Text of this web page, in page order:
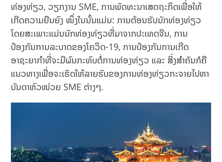
ທ່ອງທ່ຽວ, ວຽກງານ SME, ການພັດທະນາເສດຖະກິດເພື່ອໃຫ້
ເກີດຄວາມຍືນຍົງ ໜຶ່ງໃນນັ້ນແມ່ນ: ການຕ້ອນຮັບນັກທ່ອງທ່ຽວ
ໂດຍສະເພາະແມ່ນນັກທ່ອງທ່ຽວທີ່ມາຈາກປະເທດຈີນ, ການ
ປ້ອງກັນການລະບາດຂອງໂຄວິດ-19, ການປ້ອງກັນການເກີດ
ອາຊະຍາກຳທີ່ຈະມີຜົນກະທົບຕໍ່ການທ່ອງທ່ຽວ ແລະ ສິ່ງສໍາຄັນກໍຄື
ແນວທາງເພື່ອຈະເຮັດໃຫ້ລາຍຮັບຂອງການທ່ອງທ່ຽວກະຈາຍໄປຫາ
ບັນດາຫົວໜ່ວຍ SME ຕ່າງໆ.